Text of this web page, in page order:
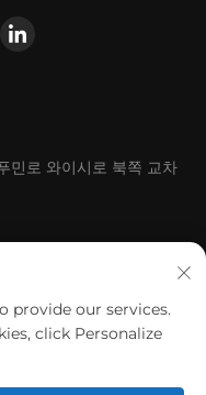
민로 와이시로 북쪽 교차
provide our services.
click Personalize